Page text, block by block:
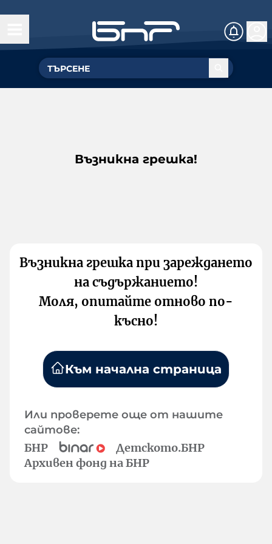
Възникна грешка!
Възникна грешка при зареждането
на съдържанието!
Моля, опитайте отново по-
късно!
Към начална страница
Или проверете още от нашите
сайтове:
БНР
Детското.БНР
Архивен фонд на БНР